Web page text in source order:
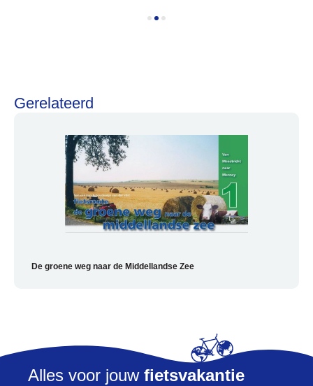
Over ons
Contact
De winkel
Blog
Gerelateerd
De groene weg naar de Middellandse Zee
Alles voor jouw fietsvakantie